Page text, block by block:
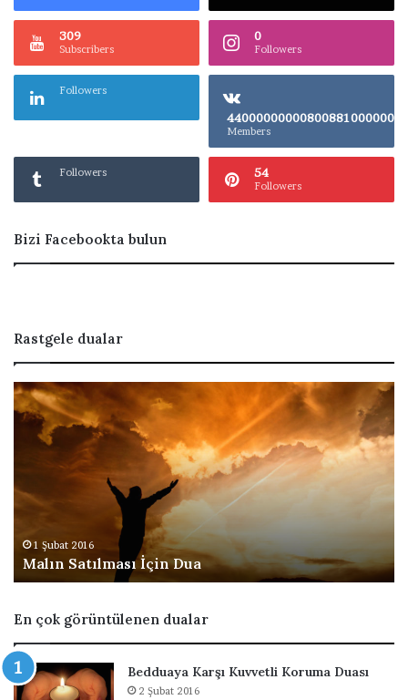
309
Subscribers
0
Followers
Followers
Members
Followers 54
Followers
Bizi Facebookta bulun
Rastgele dualar
M
a
S
a
m
s
ı
İ
ç
1 Şubat 2016
Malın Satılması İçin Dua
En çok görüntülenen dualar
Bedduaya Karşı Kuvvetli Koruma Duası
2 Şubat 2016